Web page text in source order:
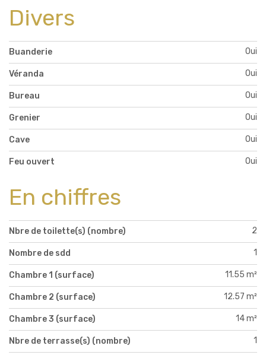
Divers
Buanderie Oui
Véranda Oui
Bureau Oui
Grenier Oui
Cave Oui
Feu ouvert Oui
En chiffres
Nbre de toilette(s) (nombre) 2
Nombre de sdd 1
Chambre 1 (surface) 11.55 m²
Chambre 2 (surface) 12.57 m²
Chambre 3 (surface) 14 m²
Nbre de terrasse(s) (nombre) 1